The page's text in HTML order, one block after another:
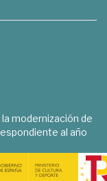
modernización de
al año